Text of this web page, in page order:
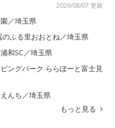
2026/08/07 更新
／埼玉県
のふる里おおとね／埼玉県
和SC／埼玉県
ングパーク ららぽーと富士見
んち／埼玉県
もっと見る